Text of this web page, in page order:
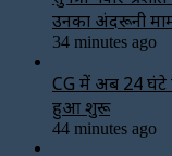
उनका अंदरूनी
34 minutes ago
CG में अब 24 घंटे
हुआ शुरू
44 minutes ago